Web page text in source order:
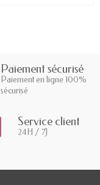
Paiement sécurisé
Paiement en ligne 100%
sécurisé
Service client
24H / 7J